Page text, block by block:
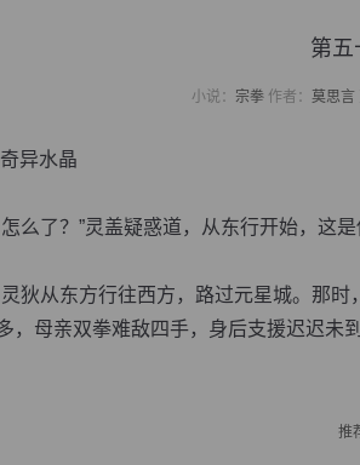
第五
小说： 宗拳作者： 莫思言
异水晶
了？”灵盖疑惑道，从东行开始，这是
从东方行往西方，路过元星城。那时
，母亲双拳难敌四手，身后支援迟迟未
推